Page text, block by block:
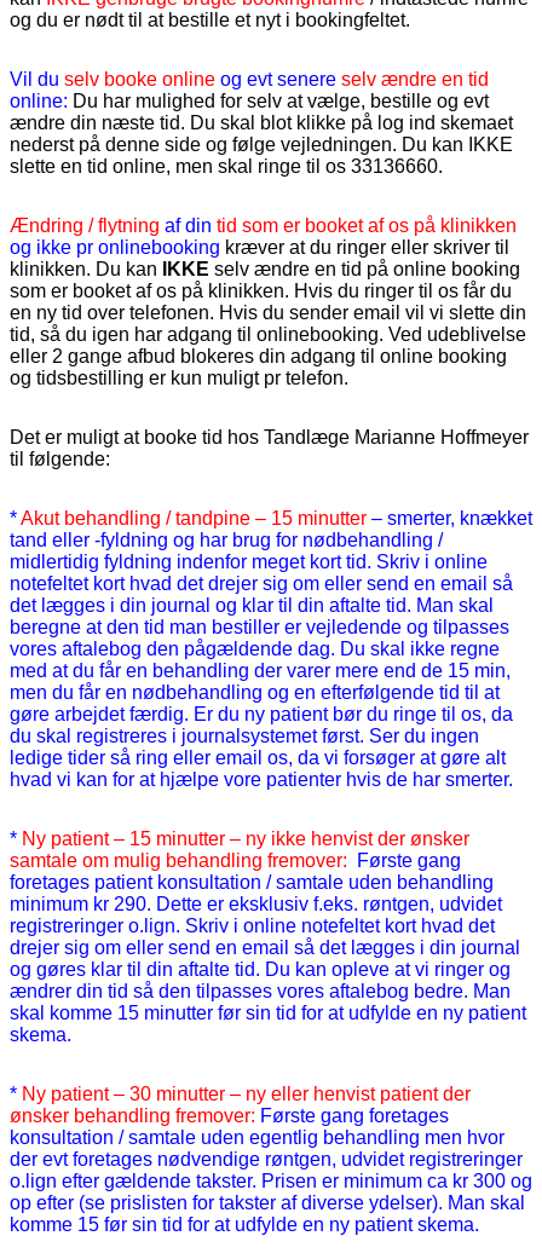
og du er nødt til at bestille et nyt i bookingfeltet.
Vil du selv booke online og evt senere selv ændre en tid
online: Du har mulighed for selv at vælge, bestille og evt
ændre din næste tid. Du skal blot klikke på log ind skemaet
nederst på denne side og følge vejledningen. Du kan IKKE
slette en tid online, men skal ringe til os 33136660.
Ændring / flytning af din tid som er booket af os på klinikken
og ikke pr onlinebooking kræver at du ringer eller skriver til
klinikken. Du kan
IKKE selv ændre en tid på online booking
som er booket af os på klinikken. Hvis du ringer til os får du
en ny tid over telefonen. Hvis du sender email vil vi slette din
tid, så du igen har adgang til onlinebooking. Ved udeblivelse
eller 2 gange afbud blokeres din adgang til online booking
og tidsbestilling er kun muligt pr telefon.
Det er muligt at booke tid hos Tandlæge Marianne Hoffmeyer
til følgende:
*Akut behandling / tandpine – 15 minutter – smerter, knækket
tand eller -fyldning og har brug for nødbehandling /
midlertidig fyldning indenfor meget kort tid. Skriv i online
notefeltet kort hvad det drejer sig om eller send en email så
det lægges i din journal og klar til din aftalte tid. Man skal
beregne at den tid man bestiller er vejledende og tilpasses
vores aftalebog den pågældende dag. Du skal ikke regne
med at du får en behandling der varer mere end de 15 min,
men du får en nødbehandling og en efterfølgende tid til at
gøre arbejdet færdig. Er du ny patient bør du ringe til os, da
du skal registreres i journalsystemet først. Ser du ingen
ledige tider så ring eller email os, da vi forsøger at gøre alt
hvad vi kan for at hjælpe vore patienter hvis de har smerter.
* Ny patient – 15 minutter – ny ikke henvist der ønsker
samtale om mulig behandling fremover:
Første gang
foretages patient konsultation / samtale uden behandling
minimum kr 290. Dette er eksklusiv f.eks. røntgen, udvidet
registreringer o.lign. Skriv i online notefeltet kort hvad det
drejer sig om eller send en email så det lægges i din journal
og gøres klar til din aftalte tid. Du kan opleve at vi ringer og
ændrer din tid så den tilpasses vores aftalebog bedre. Man
skal komme 15 minutter før sin tid for at udfylde en ny patient
skema.
* Ny patient – 30 minutter – ny eller henvist patient der
ønsker behandling fremover: Første gang foretages
konsultation / samtale uden egentlig behandling men hvor
der evt foretages nødvendige røntgen, udvidet registreringer
o.lign efter gældende takster. Prisen er minimum ca kr 300 og
op efter (se prislisten for takster af diverse ydelser). Man skal
komme 15 før sin tid for at udfylde en ny patient skema.